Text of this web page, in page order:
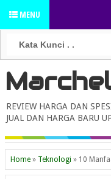
MENU
REVIEW HARGA DAN
JUAL DAN HARGA BARU
Home » Teknologi » 10